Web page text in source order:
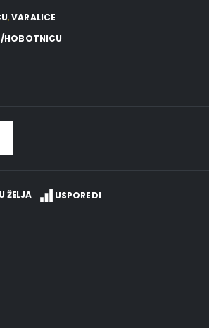
,VARALICE
HOBOTNICU
ŽELJA USPOREDI